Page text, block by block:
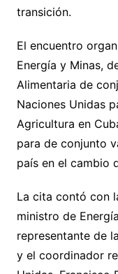
transición.
El encuentro
Energía y Minas,
Alimentaria de
Naciones Unidas
Agricultura en
para de conjunto
país en el cambio
La cita contó con
ministro de
representante de
y el coordinador